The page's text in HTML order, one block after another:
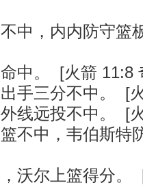
中，内内防守篮
中。 [火箭 11:8
手三分不中。 [
线远投不中。 [
不中，韦伯斯特
沃尔上篮得分。